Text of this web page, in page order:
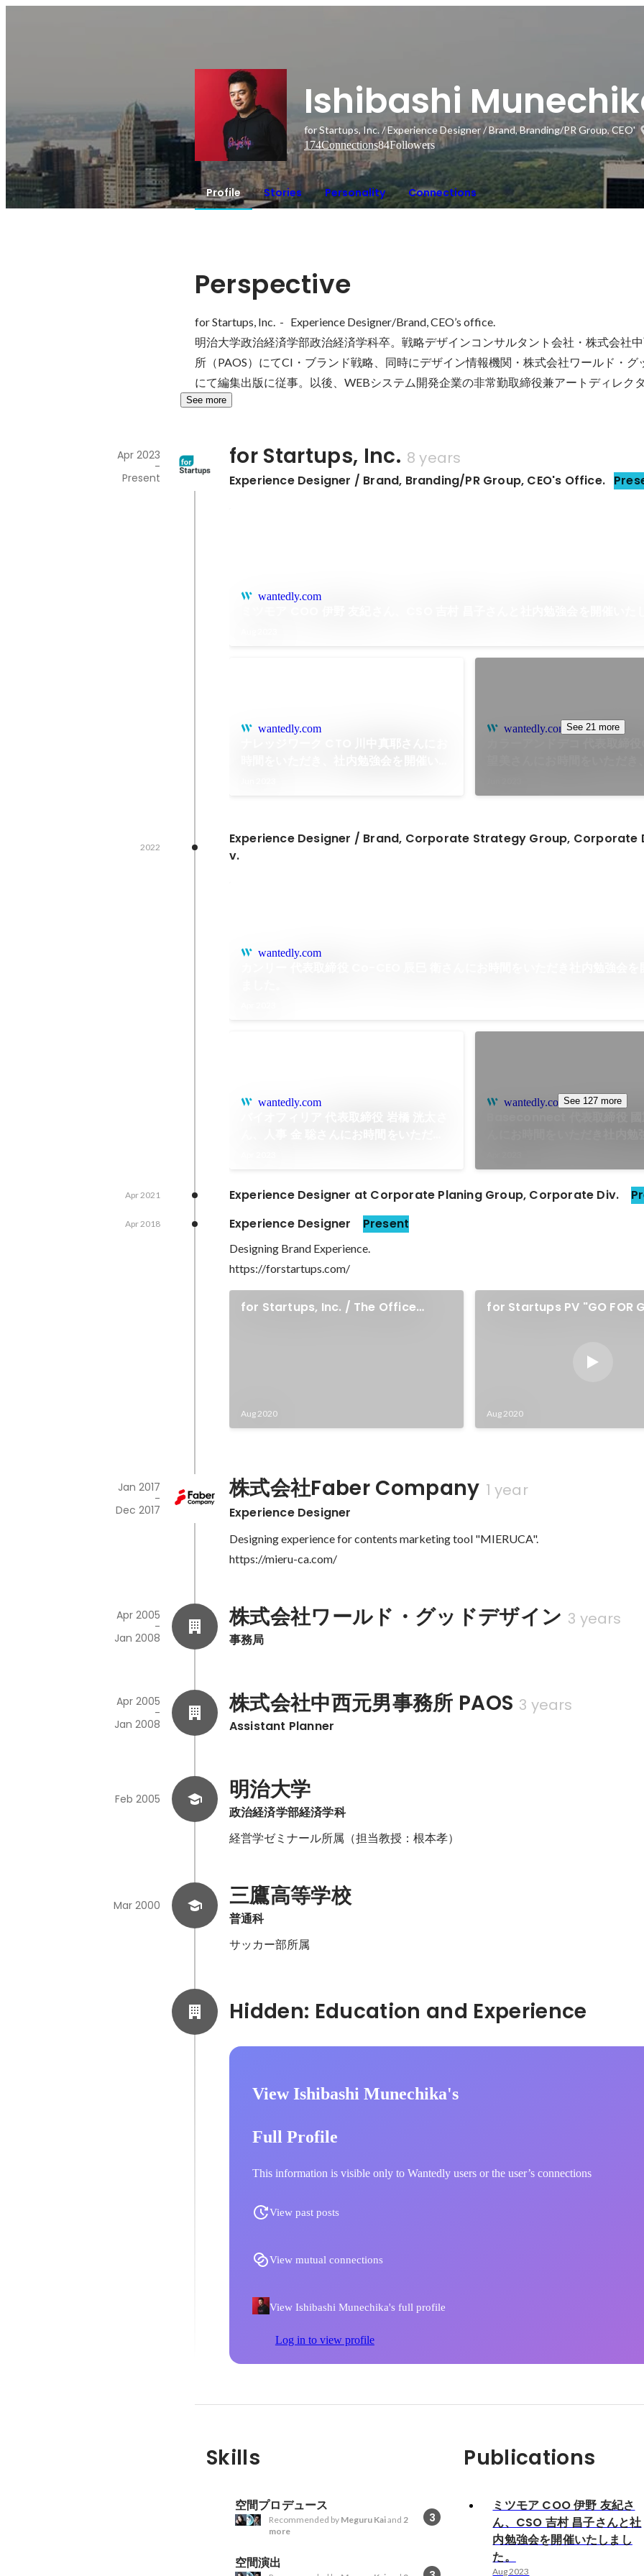
Ishibashi
for Startups, Inc. / Experience Designer / Brand, Branding/PR Group,
174Connections84Followers
Profile Stories Personality Connections
Perspective
for Startups, Inc.  -   Experience Designer/Brand, CEO’s office.
明治大学政治経済学部政治経済学科卒。戦略デザインコンサルタント会社・株式会社
所（PAOS）にてCI・ブランド戦略、同時にデザイン情報機関・株式会社ワールド・グ
にて編集出版に従事。以後、WEBシステム開発企業の非常勤取締役兼アートディレク
See more
for Startups, Inc. 8 years
Experience Designer / Brand, Branding/PR Group, CEO's Office.
Apr 2023
-
Present
wantedly.com
wantedly.com wantedly.comSee 21 more
Experience Designer / Brand, Corporate Strategy Group, Corporate
v.
2022
wantedly.com
wantedly.com wantedly.comSee 127 more
Experience Designer at Corporate Planing Group, Corporate Div.
Apr 2021
Experience Designer Present
Apr 2018
Designing Brand Experience.
https://forstartups.com/
for Startups, Inc. / The Office
Aug 2020
for Startups PV "GO FOR
Aug 2020
株式会社Faber Company 1 year
Experience Designer
Jan 2017
-
Dec 2017
Designing experience for contents marketing tool "MIERUCA".
https://mieru-ca.com/
株式会社ワールド・グッドデザイン 3 years
事務局
Apr 2005
-
Jan 2008
株式会社中西元男事務所 PAOS 3 years
Assistant Planner
Apr 2005
-
Jan 2008
明治大学
政治経済学部経済学科
Feb 2005
経営学ゼミナール所属（担当教授：根本孝）
三鷹高等学校
普通科
Mar 2000
サッカー部所属
View Ishibashi Munechika's
Full Profile
This information is visible only to Wantedly users or the user’s connections
View past posts
View mutual connections
View Ishibashi Munechika's full profile
Log in to view profile
Skills
空間プロデュース
3
Recommended by Meguru Kaiand 2
more
空間演出
Publications
ミツモア COO 伊野 友紀さ
ん、CSO 吉村 昌子さんと社
内勉強会を開催いたしまし
た。
Aug 2023